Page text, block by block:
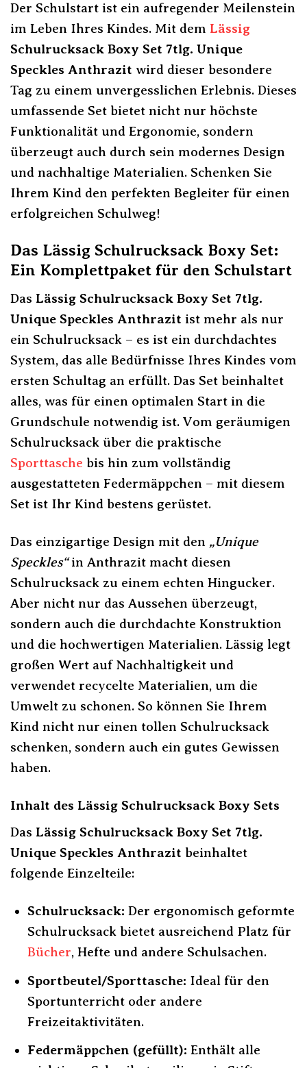
Der Schulstart ist ein aufregender Meilenstein
im Leben Ihres Kindes. Mit dem Lässig
Schulrucksack Boxy Set 7tlg. Unique
Speckles Anthrazit wird dieser besondere
Tag zu einem unvergesslichen Erlebnis. Dieses
umfassende Set bietet nicht nur höchste
Funktionalität und Ergonomie, sondern
überzeugt auch durch sein modernes Design
und nachhaltige Materialien. Schenken Sie
Ihrem Kind den perfekten Begleiter für einen
erfolgreichen Schulweg!
Das Lässig Schulrucksack Boxy Set:
Ein Komplettpaket für den Schulstart
Das Lässig Schulrucksack Boxy Set 7tlg.
Unique Speckles Anthrazit ist mehr als nur
ein Schulrucksack – es ist ein durchdachtes
System, das alle Bedürfnisse Ihres Kindes vom
ersten Schultag an erfüllt. Das Set beinhaltet
alles, was für einen optimalen Start in die
Grundschule notwendig ist. Vom geräumigen
Schulrucksack über die praktische
Sporttasche bis hin zum vollständig
ausgestatteten Federmäppchen – mit diesem
Set ist Ihr Kind bestens gerüstet.
Das einzigartige Design mit den „Unique
Speckles“in Anthrazit macht diesen
Schulrucksack zu einem echten Hingucker.
Aber nicht nur das Aussehen überzeugt,
sondern auch die durchdachte Konstruktion
und die hochwertigen Materialien. Lässig legt
großen Wert auf Nachhaltigkeit und
verwendet recycelte Materialien, um die
Umwelt zu schonen. So können Sie Ihrem
Kind nicht nur einen tollen Schulrucksack
schenken, sondern auch ein gutes Gewissen
haben.
Inhalt des Lässig Schulrucksack Boxy Sets
Das Lässig Schulrucksack Boxy Set 7tlg.
Unique Speckles Anthrazit beinhaltet
folgende Einzelteile:
Schulrucksack: Der ergonomisch geformte
Schulrucksack bietet ausreichend Platz für
Bücher, Hefte und andere Schulsachen.
Sportbeutel/Sporttasche: Ideal für den
Sportunterricht oder andere
Freizeitaktivitäten.
Federmäppchen (gefüllt): Enthält alle